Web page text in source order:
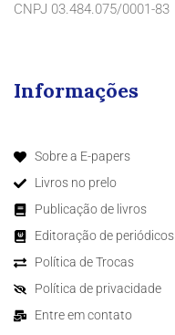
CNPJ 03.484.075/0001-83
Informações
Sobre a E-papers
Livros no prelo
Publicação de livros
Editoração de periódicos
Política de Trocas
Política de privacidade
Entre em contato